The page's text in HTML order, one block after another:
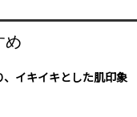
め
イキイキとした肌印象